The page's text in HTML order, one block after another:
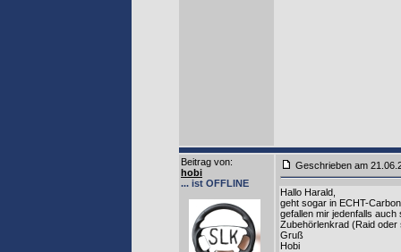
Beitrag von:
hobi
... ist OFFLINE
Geschrieben am
Hallo Harald,
geht sogar in ECHT-
gefallen mir jedenfalls
Zubehörlenkrad (Raid oder
Gruß
Hobi